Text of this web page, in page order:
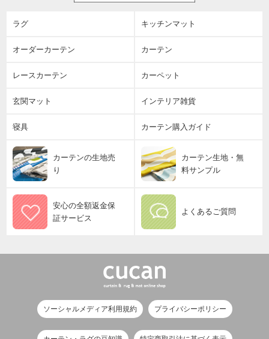
ラグ キッチンマット
オーダーカーテン カーテン
レースカーテン カーペット
玄関マット インテリア雑貨
寝具 カーテン購入ガイド
カーテンの生地売
り
カーテン生地・無
料サンプル
安心の全額返金保
証サービス
よくあるご質問
ソーシャルメディア利用規約 プライバシーポリシー